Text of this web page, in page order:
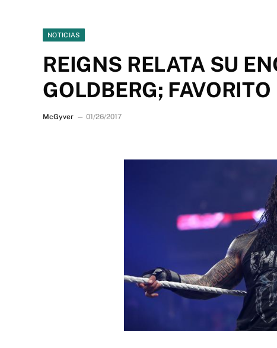
NOTICIAS
REIGNS RELATA SU
GOLDBERG;
McGyver 01/26/2017